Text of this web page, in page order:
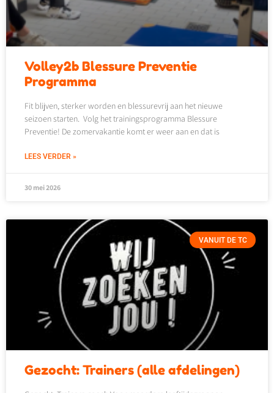
Volley2b Blessure Preventie
Programma
Fit blijven, sterker worden en blessurevrij aan het nieuwe
seizoen starten. Volg het trainingsprogramma Blessure
Preventie! De zomervakantie komt er weer aan en dat is
LEES VERDER »
30 mei 2026
VANUIT DE TC
Gezocht: Trainers (alle afdelingen)